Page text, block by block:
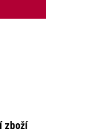
zboží